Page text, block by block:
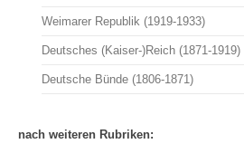
Weimarer Republik (1919-1933)
Deutsches (Kaiser-)Reich (1871-1919)
Deutsche Bünde (1806-1871)
nach weiteren Rubriken: